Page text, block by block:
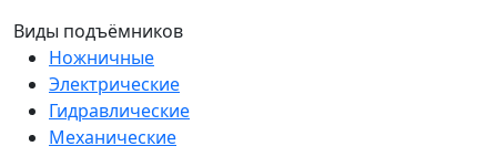
Виды подъёмников
Ножничные
Электрические
Гидравлические
Механические